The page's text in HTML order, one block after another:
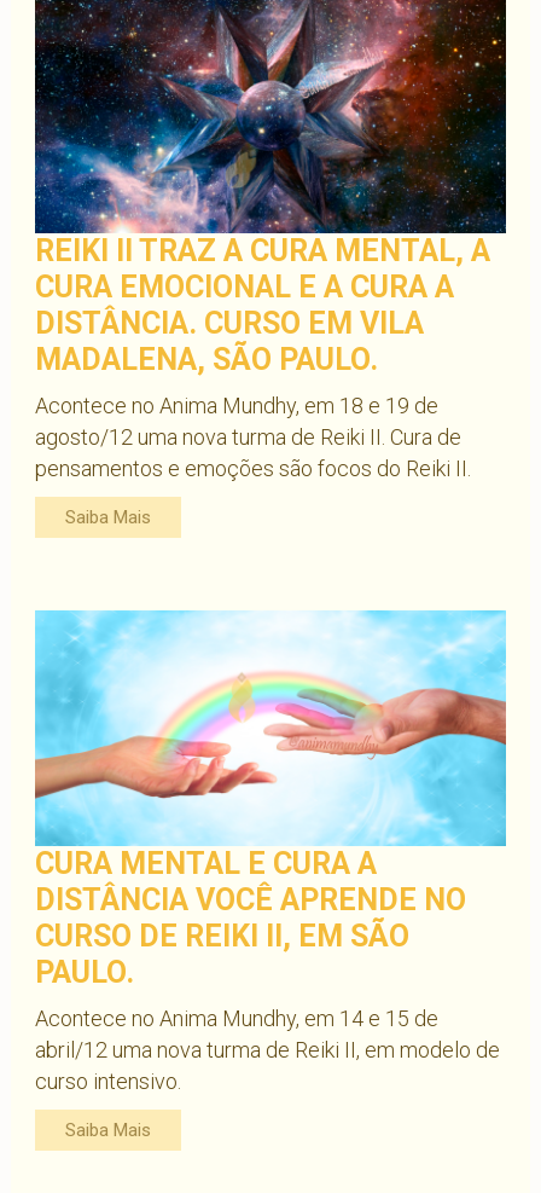
REIKI II TRAZ A CURA MENTAL, A
CURA EMOCIONAL E A CURA A
DISTÂNCIA. CURSO EM VILA
MADALENA, SÃO PAULO.
Acontece no Anima Mundhy, em 18 e 19 de
agosto/12 uma nova turma de Reiki II. Cura de
pensamentos e emoções são focos do Reiki II.
Saiba Mais
CURA MENTAL E CURA A
DISTÂNCIA VOCÊ APRENDE NO
CURSO DE REIKI II, EM SÃO
PAULO.
Acontece no Anima Mundhy, em 14 e 15 de
abril/12 uma nova turma de Reiki II, em modelo de
curso intensivo.
Saiba Mais